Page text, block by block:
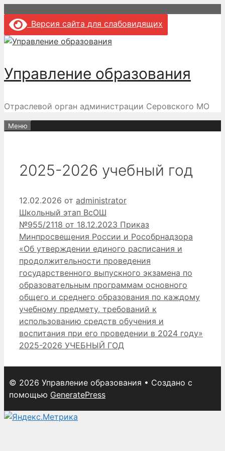
содержимому
Версия сайта для слабовидящих
Управление образования
Отраслевой орган администрации Серовского МО
Меню
2025-2026 учебный год
12.02.2026 от administrator
Рубрики
Школьный этап ВсОШ
№955/2118 от 18.12.2023 Приказ
Минпросвещения России и Рособрнадзора
«Об утверждении единого расписания и
продолжительности проведения
государственного выпускного экзамена по
образовательным программам основного
общего и среднего образования по каждому
учебному предмету, требований к
использованию средств обучения и
воспитания при его проведении в 2024 году»
2025-2026 УЧЕБНЫЙ ГОД
© 2026 Управление образования • Создано с
помощью GeneratePress